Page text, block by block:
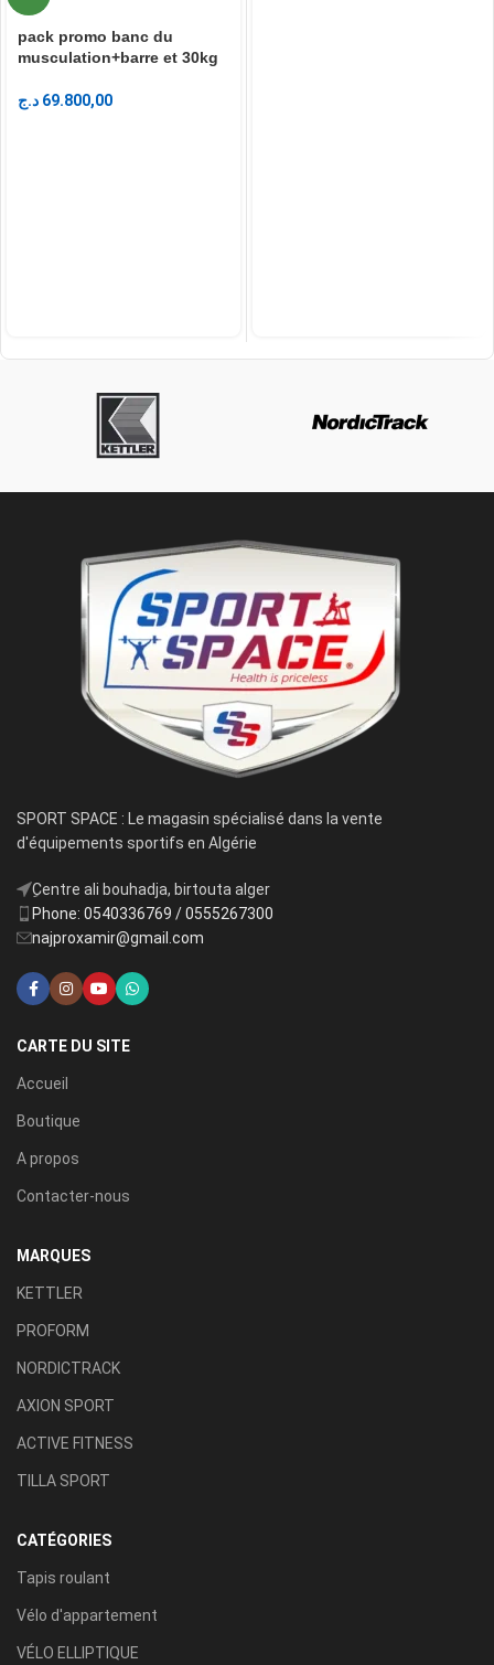
pack promo banc du
musculation+barre et 30kg
69.800,00 د.ج
SPORT SPACE : Le magasin spécialisé dans la vente
d'équipements sportifs en Algérie
ِCentre ali bouhadja, birtouta alger
Phone: 0540336769 / 0555267300
najproxamir@gmail.com
CARTE DU SITE
Accueil
Boutique
A propos
Contacter-nous
MARQUES
KETTLER
PROFORM
NORDICTRACK
AXION SPORT
ACTIVE FITNESS
TILLA SPORT
CATÉGORIES
Tapis roulant
Vélo d'appartement
VÉLO ELLIPTIQUE